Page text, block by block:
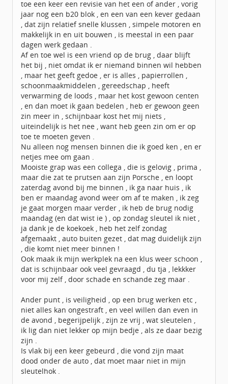
toe een keer een revisie van het een of ander , vorig
jaar nog een b20 blok , en een van een kever gedaan
, dat zijn relatief snelle klussen , simpele motoren en
makkelijk in en uit bouwen , is meestal in een paar
dagen werk gedaan .
Af en toe wel is een vriend op de brug , daar blijft
het bij , niet omdat ik er niemand binnen wil hebben
, maar het geeft gedoe , er is alles , papierrollen ,
schoonmaakmiddelen , gereedschap , heeft
verwarming de loods , maar het kost gewoon centen
, en dan moet ik gaan bedelen , heb er gewoon geen
zin meer in , schijnbaar kost het mij niets ,
uiteindelijk is het nee , want heb geen zin om er op
toe te moeten geven .
Nu alleen nog mensen binnen die ik goed ken , en er
netjes mee om gaan .
Mooiste grap was een collega , die is gelovig , prima ,
maar die zat te prutsen aan zijn Porsche , en loopt
zaterdag avond bij me binnen , ik ga naar huis , ik
ben er maandag avond weer om af te maken , ik zeg
je gaat morgen maar verder , ik heb de brug nodig
maandag (en dat wist ie ) , op zondag sleutel ik niet ,
ja dank je de koekoek , heb het zelf zondag
afgemaakt , auto buiten gezet , dat mag duidelijk zijn
, die komt niet meer binnen !
Ook maak ik mijn werkplek na een klus weer schoon ,
dat is schijnbaar ook veel gevraagd , du tja , lekkker
voor mij zelf , door schade en schande zeg maar .
Ander punt , is veiligheid , op een brug werken etc ,
niet alles kan ongestraft , en veel willen dan even in
de avond , begerijpelijk , zijn ze vrij , wat sleutelen ,
ik lig dan niet lekker op mijn bedje , als ze daar bezig
zijn .
Is vlak bij een keer gebeurd , die vond zijn maat
dood onder de auto , dat moet maar niet in mijn
sleutelhok .